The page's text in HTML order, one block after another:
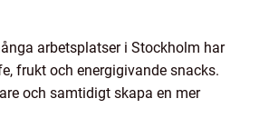
arbetsplatser i Stockholm har
frukt och energigivande snacks.
och samtidigt skapa en mer